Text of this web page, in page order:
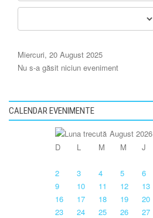
Miercuri, 20 August 2025
Nu s-a găsit niciun eveniment
CALENDAR EVENIMENTE
August 2026
D
L M M J
2
3 4 5 6
9
10 11 12 13
16
17 18 19 20
23
24 25 26 27